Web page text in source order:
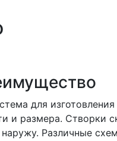
для
и размера. Створки
Различные